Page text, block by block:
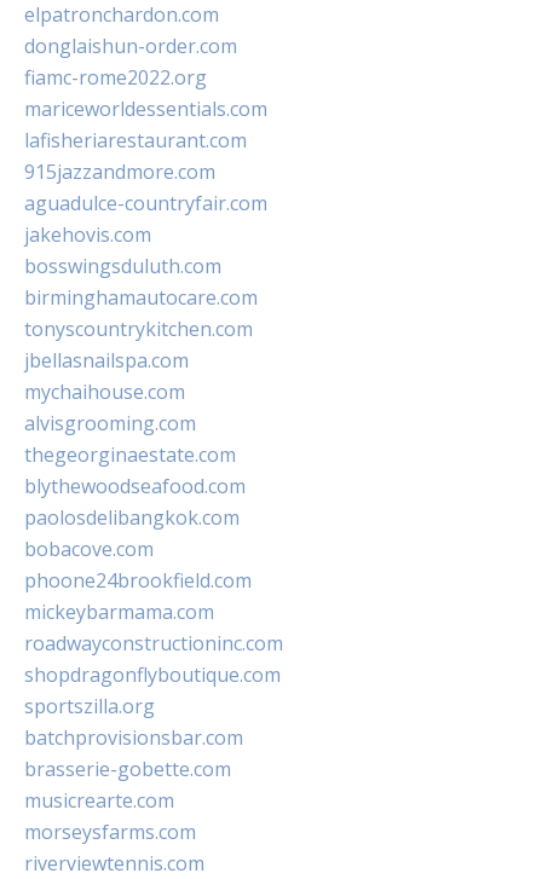
elpatronchardon.com
donglaishun-order.com
fiamc-rome2022.org
mariceworldessentials.com
lafisheriarestaurant.com
915jazzandmore.com
aguadulce-countryfair.com
jakehovis.com
bosswingsduluth.com
birminghamautocare.com
tonyscountrykitchen.com
jbellasnailspa.com
mychaihouse.com
alvisgrooming.com
thegeorginaestate.com
blythewoodseafood.com
paolosdelibangkok.com
bobacove.com
phoone24brookfield.com
mickeybarmama.com
roadwayconstructioninc.com
shopdragonflyboutique.com
sportszilla.org
batchprovisionsbar.com
brasserie-gobette.com
musicrearte.com
morseysfarms.com
riverviewtennis.com